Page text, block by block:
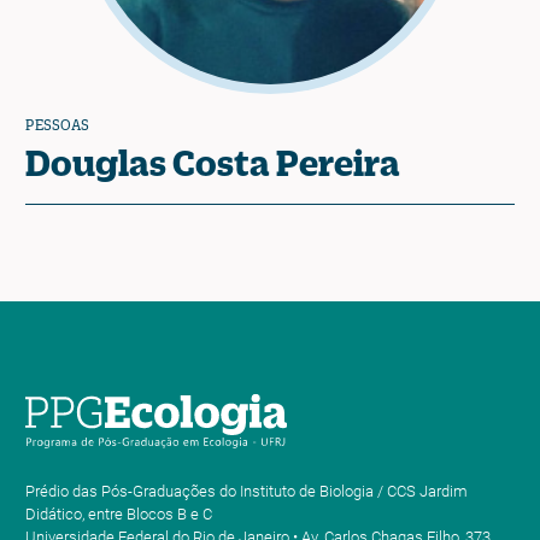
PESSOAS
Douglas Costa Pereira
Prédio das Pós-Graduações do Instituto de Biologia / CCS Jardim
Didático, entre Blocos B e C